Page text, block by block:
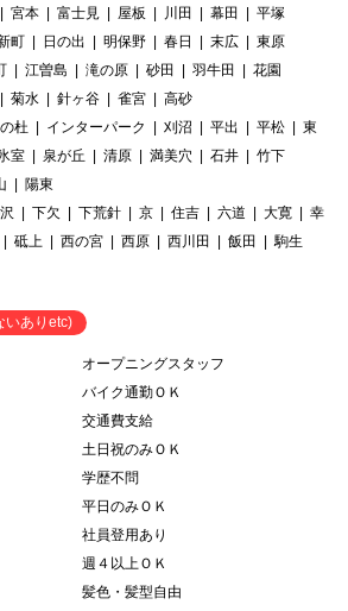
宮本 富士見 屋板 川田 幕田
平塚
町 日の出 明保野 春日 末広
東原
江曽島 滝の原 砂田 羽牛田
花園
菊水 針ヶ谷 雀宮
高砂
杜 インターパーク 刈沼 平出 平松
東
室 泉が丘 清原 満美穴 石井
竹下
陽東
下欠 下荒針 京 住吉 六道 大寛
幸
砥上 西の宮 西原 西川田 飯田
駒生
いありetc)
オープニングスタッフ
バイク通勤ＯＫ
交通費支給
土日祝のみＯＫ
学歴不問
平日のみＯＫ
社員登用あり
週４以上ＯＫ
髪色・髪型自由